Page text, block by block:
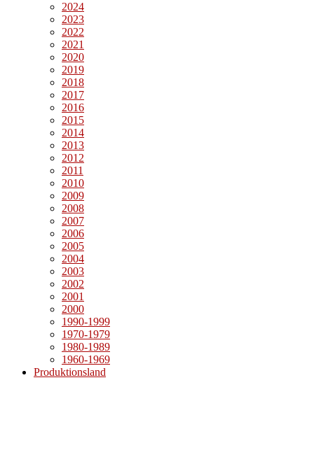
2024
2023
2022
2021
2020
2019
2018
2017
2016
2015
2014
2013
2012
2011
2010
2009
2008
2007
2006
2005
2004
2003
2002
2001
2000
1990-1999
1970-1979
1980-1989
1960-1969
Produktionsland